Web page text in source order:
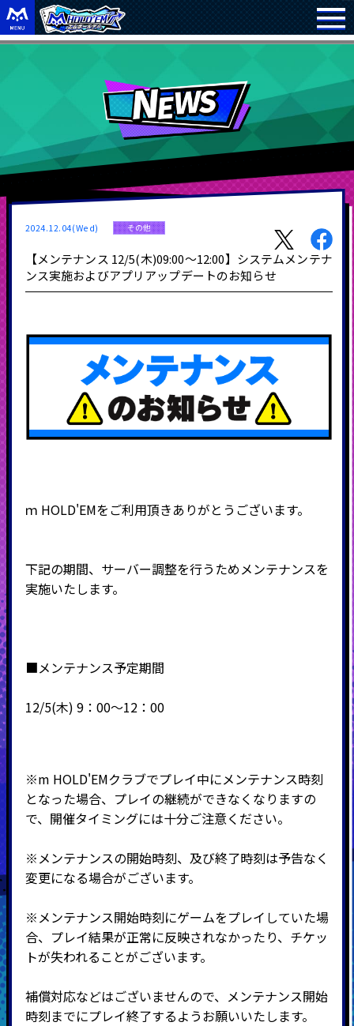
2024.12.04(Wed) その他
【メンテナンス 12/5(木)09:00～12:00】システムメンテナ
ンス実施およびアプリアップデートのお知らせ
ｍ HOLD'EMをご利用頂きありがとうございます。
下記の期間、サーバー調整を行うためメンテナンスを
実施いたします。
■メンテナンス予定期間
12/5(木) 9：00～12：00
※m HOLD'EMクラブでプレイ中にメンテナンス時刻
となった場合、プレイの継続ができなくなりますの
で、開催タイミングには十分ご注意ください。
※メンテナンスの開始時刻、及び終了時刻は予告なく
変更になる場合がございます。
※メンテナンス開始時刻にゲームをプレイしていた場
合、プレイ結果が正常に反映されなかったり、チケッ
トが失われることがございます。
補償対応などはございませんので、メンテナンス開始
時刻までにプレイ終了するようお願いいたします。